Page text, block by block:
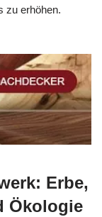
zu erhöhen.
Erbe,
Ökologie